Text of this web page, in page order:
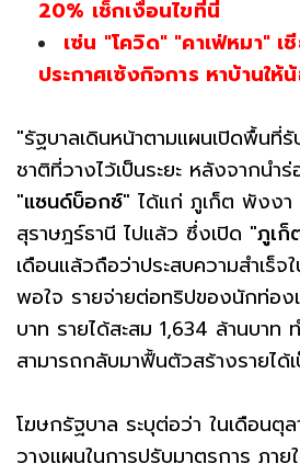
20% เช็กเงื่อนไขที่นี่
เซ่น "โควิด" "คาเฟ่หมา"
ประกาศเซ้งกิจการ หาบ้านใ
"รัฐบาลเดินหน้าตามแผนเปิดพื้นที่
ชาติที่วางไว้เป็นระยะ หลังจากนำ
"แซนด์บ็อกซ์" ได้แก่ ภูเก็ต พังงา
สุราษฎร์ธานี ไปแล้ว ซึ่งเปิด "ภูเก็
เดือนแล้วถือว่าประสบความสำเร็จ
พอใจ รายจ่ายต่อทริปของนักท่อ
บาท รายได้สะสม 1,634 ล้านบาท
สามารถกลับมาฟื้นตัวสร้างรายได้
โฆษกรัฐบาล ระบุต่อว่า ในเดือนตุ
วางแผนในการปรับมาตรการ ภา